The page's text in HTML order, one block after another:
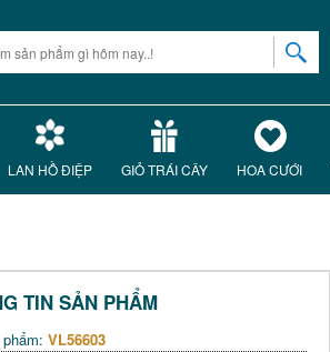
LAN HỒ ĐIỆP GIỎ TRÁI CÂY HOA CƯỚI
TIN SẢN PHẨM
VL56603